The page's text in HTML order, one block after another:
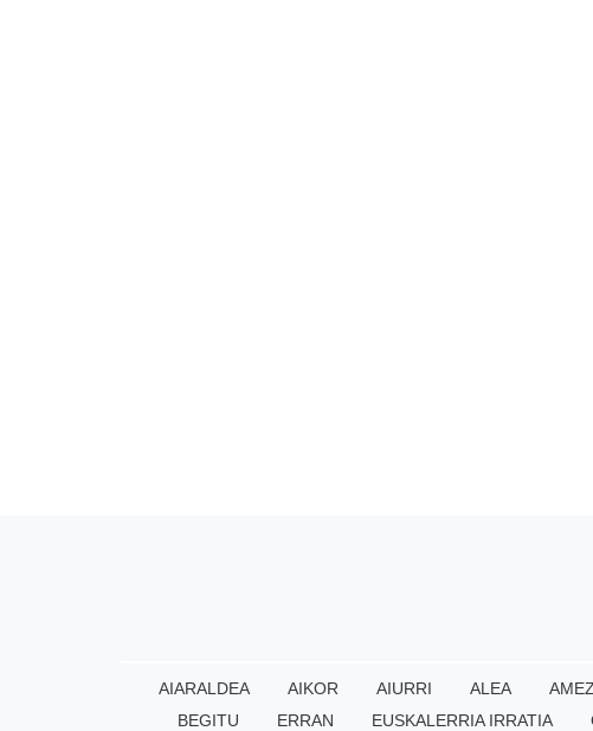
AIARALDEA AIKOR AIURRI ALEA
BEGITU
ERRAN EUSKALERRIA IRRATIA